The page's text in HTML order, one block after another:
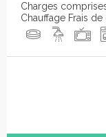
Charges
Chauffage Frais